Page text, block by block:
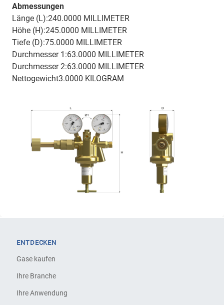
Abmessungen
Länge (L):240.0000 MILLIMETER
Höhe (H):245.0000 MILLIMETER
Tiefe (D):75.0000 MILLIMETER
Durchmesser 1:63.0000 MILLIMETER
Durchmesser 2:63.0000 MILLIMETER
Nettogewicht3.0000 KILOGRAM
ENTDECKEN
Gase kaufen
Ihre Branche
Ihre Anwendung